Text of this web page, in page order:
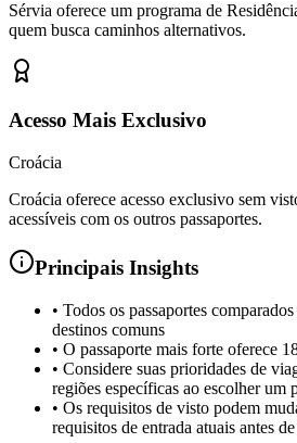
Sérvia oferece um programa de
quem busca caminhos alternativos.
Acesso Mais Exclusivo
Croácia
Croácia oferece acesso exclusivo sem
acessíveis com os outros passaportes.
Principais Insights
• Todos os passaportes
destinos comuns
• O passaporte mais forte oferece
• Considere suas prioridades de
regiões específicas ao escolher um
• Os requisitos de visto podem
requisitos de entrada atuais antes